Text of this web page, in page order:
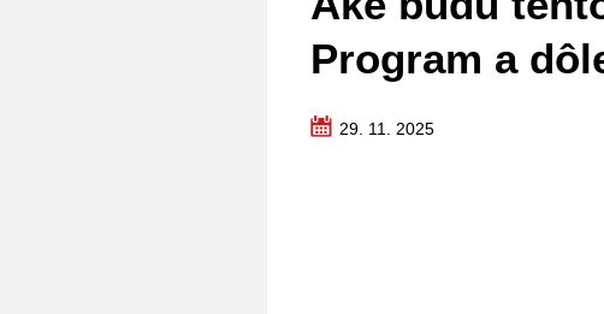
Program a
29. 11. 2025